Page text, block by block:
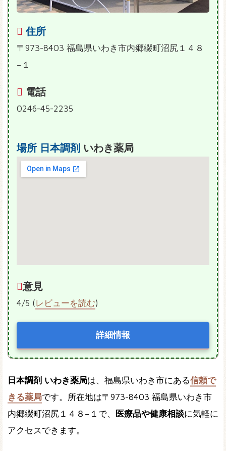
住所
〒973-8403 福島県いわき市内郷綴町沼尻１４８
−１
電話
0246-45-2235
場所 日本調剤 いわき薬局
意見
4/5 (レビューを読む)
詳細情報
日本調剤 いわき薬局は、福島県いわき市にある信頼で
きる薬局です。所在地は〒973-8403 福島県いわき市
内郷綴町沼尻１４８−１で、
医療品や健康相談に気軽に
アクセスできます。